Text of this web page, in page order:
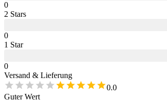
0
2 Stars
0
1 Star
0
Versand & Lieferung
0.0
Guter Wert